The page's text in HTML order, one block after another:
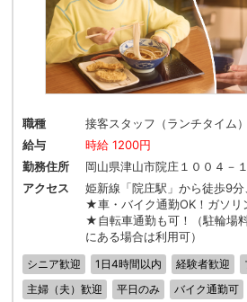
職種
接客スタッフ（ランチタイム）
給与
時給 1200円
勤務住所
岡山県津山市院庄１００４－１
アクセス
姫新線「院庄駅」から徒歩9
★車・バイク通勤OK！ガソリ
★自転車通勤も可！（駐輪場
にある場合は利用可）
シニア歓迎 1日4時間以内 経験者歓迎
主婦（夫）歓迎
平日のみ バイク通勤可